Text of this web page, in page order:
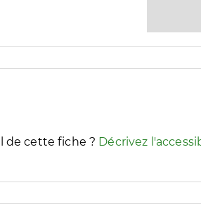
besoins spécifiques pour afficher
de cette fiche ? Décrivez